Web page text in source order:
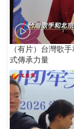
（有片）台灣歌
式傳承力量